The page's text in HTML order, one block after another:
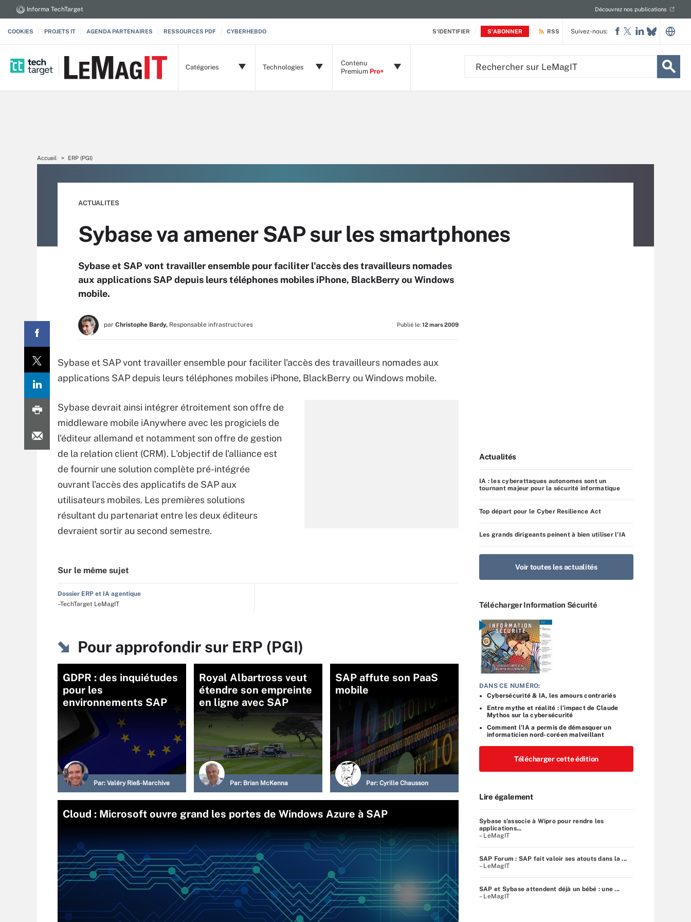
S'IDENTIFIER S'ABONNER
Informa TechTarget Découvrez nos publications
COOKIES PROJETS IT AGENDA PARTENAIRES RESSOURCES PDF CYBERHEBDO RSS
Catégories Technologies
Contenu
Premium Pro+
Suivez-nous:
Accueil ERP (PGI)
ACTUALITES
Sybase va amener SAP sur les smartphones
Sybase et SAP vont travailler ensemble pour faciliter l'accès des travailleurs nomades
aux applications SAP depuis leurs téléphones mobiles iPhone, BlackBerry ou Windows
mobile.
par Christophe Bardy, Responsable infrastructures Publié le: 12 mars 2009
Sybase et SAP vont travailler ensemble pour faciliter l'accès des travailleurs nomades aux
applications SAP depuis leurs téléphones mobiles iPhone, BlackBerry ou Windows mobile.
Sybase devrait ainsi intégrer étroitement son offre de
middleware mobile iAnywhere avec les progiciels de
l'éditeur allemand et notamment son offre de gestion
de la relation client (CRM). L'objectif de l'alliance est
de fournir une solution complète pré-intégrée
ouvrant l'accès des applicatifs de SAP aux
utilisateurs mobiles. Les premières solutions
résultant du partenariat entre les deux éditeurs
devraient sortir au second semestre.
Sur le même sujet
Dossier ERP et IA agentique
–TechTarget LeMagIT
Pour approfondir sur ERP (PGI)
GDPR : des inquiétudes
pour les
environnements SAP
Par: Valéry Rieß-Marchive
Royal Albartross veut
étendre son empreinte
en ligne avec SAP
Par: Brian McKenna
SAP affute son PaaS
mobile
Par: Cyrille Chausson
Cloud : Microsoft ouvre grand les portes de Windows Azure à SAP
Actualités
IA : les cyberattaques autonomes sont un
tournant majeur pour la sécurité informatique
Top départ pour le Cyber Resilience Act
Les grands dirigeants peinent à bien utiliser l’IA
Voir toutes les actualités
Télécharger Information Sécurité
DANS CE NUMÉRO:
Cybersécurité & IA, les amours contrariés
Entre mythe et réalité : l’impact de Claude
Mythos sur la cybersécurité
Comment l’IA a permis de démasquer un
informaticien nord-coréen malveillant
Télécharger cette édition
Lire également
Sybase s’associe à Wipro pour rendre les
applications...
– LeMagIT
SAP Forum : SAP fait valoir ses atouts dans la ...
– LeMagIT
SAP et Sybase attendent déjà un bébé : une ...
– LeMagIT